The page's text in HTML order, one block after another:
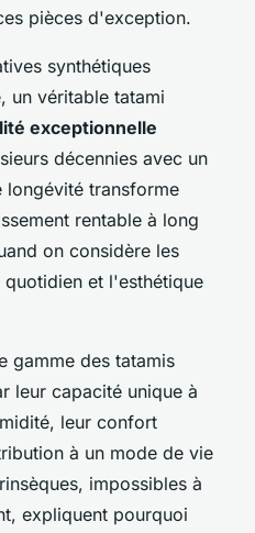
pièces d'exception.
synthétiques
un véritable tatami
exceptionnelle
décennies avec un
longévité transforme
rentable à long
on considère les
et l'esthétique
gamme des tatamis
leur capacité unique à
leur confort
à un mode de vie
impossibles à
expliquent pourquoi